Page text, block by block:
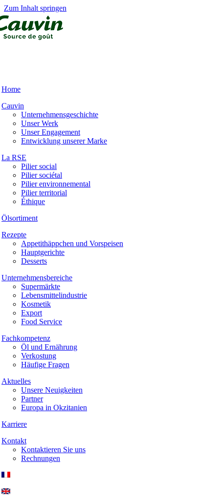
Zum Inhalt springen
Home
Cauvin
Unternehmensgeschichte
Unser Werk
Unser Engagement
Entwicklung unserer Marke
La RSE
Pilier social
Pilier sociétal
Pilier environnemental
Pilier territorial
Éthique
Ölsortiment
Rezepte
Appetithäppchen und Vorspeisen
Hauptgerichte
Desserts
Unternehmensbereiche
Supermärkte
Lebensmittelindustrie
Kosmetik
Export
Food Service
Fachkompetenz
Öl und Ernährung
Verkostung
Häufige Fragen
Aktuelles
Unsere Neuigkeiten
Partner
Europa in Okzitanien
Karriere
Kontakt
Kontaktieren Sie uns
Rechnungen